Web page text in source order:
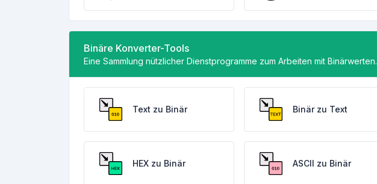
Binäre Konverter-Tools
Eine Sammlung nützlicher Dienstprogramme zum Arbeiten mit Binärwerten.
Text zu Binär Binär zu Text
HEX zu Binär ASCII zu Binär